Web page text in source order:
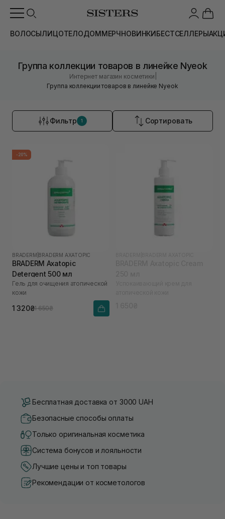
ВОЛОСЫЛИЦОТЕЛОДОММЕРЧНОВИНКИБЕСТСЕЛЛЕРЫ
Группа коллекции товаров в линейке Nyeok
Интернет магазин косметики
Группа коллекции товаров в линейке Nyeok
Фильтр 1 Сортировать
-20%
BRADERM BRADERM AXATOPIC
BRADERM Axatopic
Detergent 500 мл
Гель для очищения атопической
кожи
1 320₴1 650₴
Бесплатная доставка от 3000 UAH
Безопасные способы оплаты
Только оригинальная косметика
Система бонусов и лояльности
Лучшие цены и топ товары
Рекомендации от косметологов